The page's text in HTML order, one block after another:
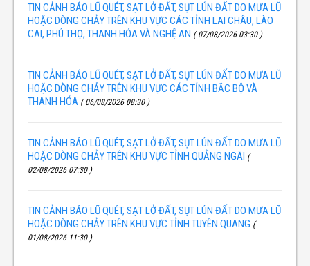
TIN CẢNH BÁO LŨ QUÉT, SẠT LỞ ĐẤT, SỤT LÚN ĐẤT DO MƯA LŨ
HOẶC DÒNG CHẢY TRÊN KHU VỰC CÁC TỈNH LAI CHÂU, LÀO
CAI, PHÚ THỌ, THANH HÓA VÀ NGHỆ AN ( 07/08/2026 03:30 )
TIN CẢNH BÁO LŨ QUÉT, SẠT LỞ ĐẤT, SỤT LÚN ĐẤT DO MƯA LŨ
HOẶC DÒNG CHẢY TRÊN KHU VỰC CÁC TỈNH BẮC BỘ VÀ
THANH HÓA ( 06/08/2026 08:30 )
TIN CẢNH BÁO LŨ QUÉT, SẠT LỞ ĐẤT, SỤT LÚN ĐẤT DO MƯA LŨ
HOẶC DÒNG CHẢY TRÊN KHU VỰC TỈNH QUẢNG NGÃI (
02/08/2026 07:30 )
TIN CẢNH BÁO LŨ QUÉT, SẠT LỞ ĐẤT, SỤT LÚN ĐẤT DO MƯA LŨ
HOẶC DÒNG CHẢY TRÊN KHU VỰC TỈNH TUYÊN QUANG (
01/08/2026 11:30 )